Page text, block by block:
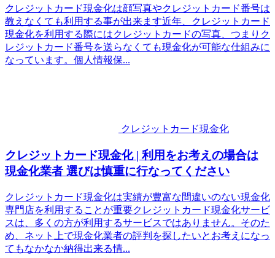
クレジットカード現金化は顔写真やクレジットカード番号は
教えなくても利用する事が出来ます近年、クレジットカード
現金化を利用する際にはクレジットカードの写真、つまりク
レジットカード番号を送らなくても現金化が可能な仕組みに
なっています。個人情報保...
クレジットカード現金化
クレジットカード現金化 | 利用をお考えの場合は
現金化業者 選びは慎重に行なってください
クレジットカード現金化は実績が豊富な間違いのない現金化
専門店を利用することが重要クレジットカード現金化サービ
スは、多くの方が利用するサービスではありません。そのた
め、ネット上で現金化業者の評判を探したいとお考えになっ
てもなかなか納得出来る情...